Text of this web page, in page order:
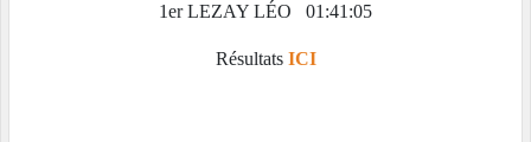
1er LEZAY LÉO 01:41:05
Résultats ICI